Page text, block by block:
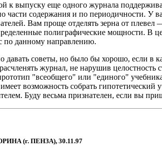
к выпуску еще одного журнала
части содержания и по периодичности. У
Вам проще отделять зерна от
полиграфические мощности. В
по данному направлению.
давать советы, но было бы хорошо, если в
журнал, не нарушив
"всеобщего" или "единого"
возможность собрать
Буду весьма признателен, если вы
(г. ПЕНЗА), 30.11.97